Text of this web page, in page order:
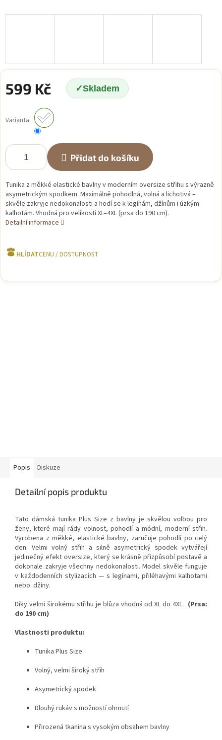
599 Kč Skladem
cena:
Varianta
Přidat do košíku
Tunika z měkké elastické bavlny v moderním oversize střihu s výrazně
asymetrickým spodkem. Maximálně pohodlná, volná a lichotivá –
skvěle zakryje nedokonalosti a hodí se k legínám, džínům i úzkým
kalhotám. Vhodná pro velikosti XL–4XL (prsa do 190 cm).
Detailní informace
HLÍDAT
Popis Diskuze
Detailní popis produktu
Tato dámská tunika Plus Size z bavlny je skvělou volbou pro
ženy, které mají rády volnost, pohodlí a módní, moderní střih.
Vyrobena z měkké, elastické bavlny, zaručuje pohodlí po celý
den. Velmi volný střih a silně asymetrický spodek vytvářejí
jedinečný efekt oversize, který se krásně přizpůsobí postavě a
dokonale zakryje všechny nedokonalosti. Model skvěle funguje
v každodenních stylizacích — s legínami, přiléhavými kalhotami
nebo džíny.
Díky velmi širokému střihu je blůza vhodná od XL do 4XL. (Prsa:
do 190 cm)
Vlastnosti produktu:
Tunika Plus Size
Volný, velmi široký střih
Asymetrický spodek
Dlouhý rukáv s možností ohrnutí
Přirozená tkanina s vysokým obsahem bavlny